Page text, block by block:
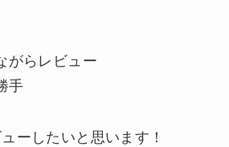
がらレビュー
手
ーしたいと思います！